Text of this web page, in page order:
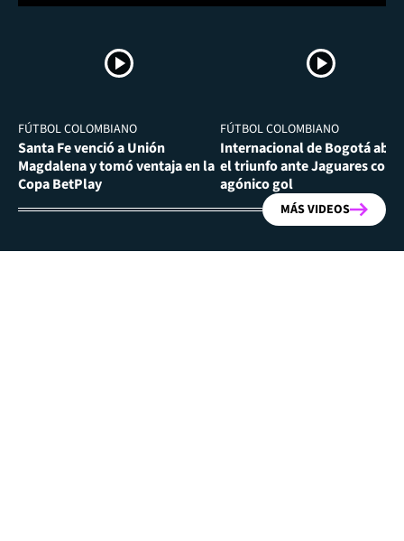
FÚTBOL COLOMBIANO
Santa Fe venció a Unión
Magdalena y tomó ventaja en la
Copa BetPlay
FÚTBOL COLOMBIANO
Internacional de Bogotá
el triunfo ante Jaguares con
agónico gol
MÁS VIDEOS